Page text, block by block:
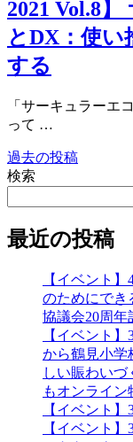
2021 Vol.8
とDX：使
する
「サーキュラーエ
って …
投
稿
ビ
過去の投稿
検索
最近の投稿
【イベント
のためにでき
協議会20周年
【イベント
から鶴見小学
しい賑わい
もオンライン
【イベント
【イベント